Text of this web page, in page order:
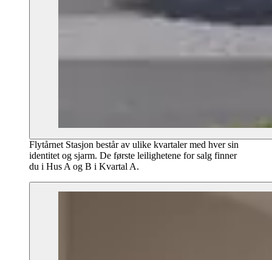
Flytårnet Stasjon består av ulike kvartaler med hver sin
identitet og sjarm. De første leilighetene for salg finner
du i Hus A og B i Kvartal A.